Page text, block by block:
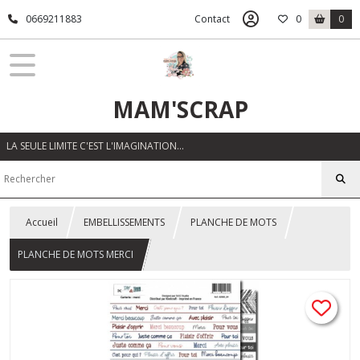
0669211883 Contact 0 0
MAM'SCRAP
LA SEULE LIMITE C'EST L'IMAGINATION…
Accueil EMBELLISSEMENTS PLANCHE DE MOTS
PLANCHE DE MOTS MERCI